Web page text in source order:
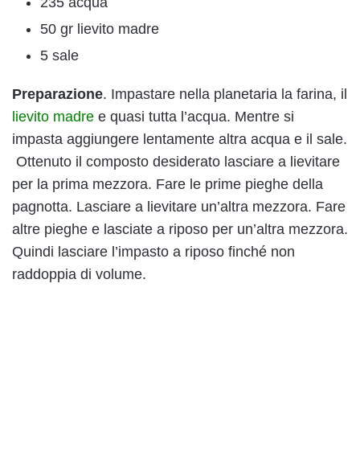
50 gr lievito madre
5 sale
Preparazione. Impastare nella planetaria la farina, il
lievito madre e quasi tutta l’acqua. Mentre si
impasta aggiungere lentamente altra acqua e il sale.
Ottenuto il composto desiderato lasciare a lievitare
per la prima mezzora. Fare le prime pieghe della
pagnotta. Lasciare a lievitare un’altra mezzora. Fare
altre pieghe e lasciate a riposo per un’altra mezzora.
Quindi lasciare l’impasto a riposo finché non
raddoppia di volume.